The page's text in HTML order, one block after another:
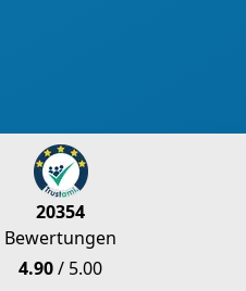
20354
Bewertungen
4.90/ 5.00